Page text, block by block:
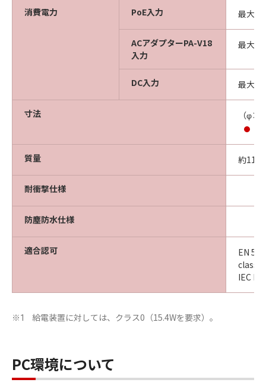
消費電力 PoE入力 最大約
ACアダプターPA-V18
入力
最大約
DC入力 最大約
寸法
（
質量 約
耐衝撃仕様
防塵防水仕様
適合認可
EN
class
IEC
※1 給電装置に対しては、クラス0（15.4Wを要求）。
PC環境について